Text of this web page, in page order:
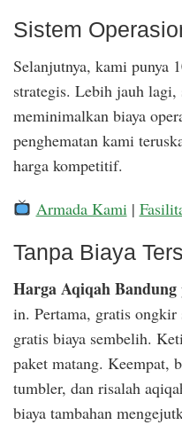
Sistem
Selanjutnya, kami punya
strategis. Lebih jauh lagi,
meminimalkan biaya
penghematan kami
harga kompetitif.
Armada Kami |
Tanpa Biaya
Harga Aqiqah Bandung
in. Pertama, gratis ongkir
gratis biaya sembelih.
paket matang. Keempat,
tumbler, dan risalah
biaya tambahan